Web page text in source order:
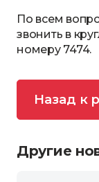
По всем
звонить в
номеру 7474.
Назад к
Другие